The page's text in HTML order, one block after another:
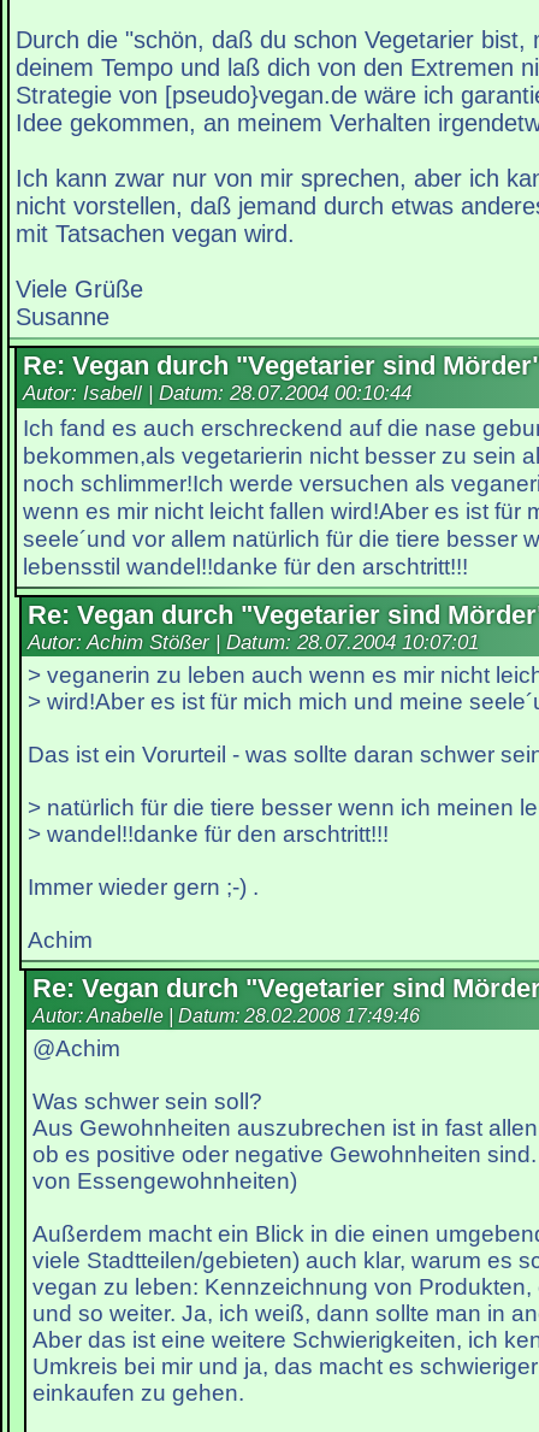
Durch die "schön, daß du schon Vegetarier bist,
deinem Tempo und laß dich von den Extremen
Strategie von [pseudo}vegan.de wäre ich
Idee gekommen, an meinem Verhalten
Ich kann zwar nur von mir sprechen, aber ich
nicht vorstellen, daß jemand durch etwas
mit Tatsachen vegan wird.
Viele Grüße
Susanne
Re: Vegan durch "Vegetarier sind
Autor: Isabell | Datum: 28.07.2004 00:10:44
Ich fand es auch erschreckend auf die nase
bekommen,als vegetarierin nicht besser zu sein
noch schlimmer!Ich werde versuchen als
wenn es mir nicht leicht fallen wird!Aber es ist für
seele´und vor allem natürlich für die tiere besser
lebensstil wandel!!danke für den arschtritt!!!
Re: Vegan durch "Vegetarier sind
Autor: Achim Stößer | Datum: 28.07.2004 10:07:01
> veganerin zu leben auch wenn es mir nicht
> wird!Aber es ist für mich mich und meine
Das ist ein Vorurteil - was sollte daran schwer
> natürlich für die tiere besser wenn ich meinen
> wandel!!danke für den arschtritt!!!
Immer wieder gern ;-) .
Achim
Re: Vegan durch "Vegetarier sind
Autor: Anabelle | Datum: 28.02.2008 17:49:46
@Achim
Was schwer sein soll?
Aus Gewohnheiten auszubrechen ist in fast
ob es positive oder negative Gewohnheiten
von Essengewohnheiten)
Außerdem macht ein Blick in die einen
viele Stadtteilen/gebieten) auch klar, warum es
vegan zu leben: Kennzeichnung von
und so weiter. Ja, ich weiß, dann sollte man in
Aber das ist eine weitere Schwierigkeiten, ich
Umkreis bei mir und ja, das macht es
einkaufen zu gehen.